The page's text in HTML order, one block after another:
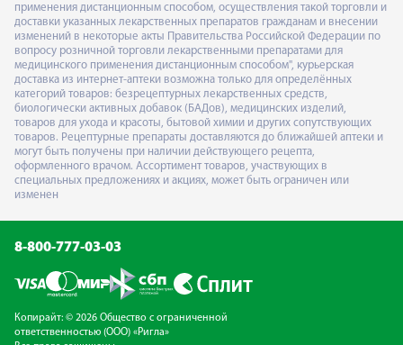
применения дистанционным способом, осуществления такой торговли и
доставки указанных лекарственных препаратов гражданам и внесении
изменений в некоторые акты Правительства Российской Федерации по
вопросу розничной торговли лекарственными препаратами для
медицинского применения дистанционным способом", курьерская
доставка из интернет-аптеки возможна только для определённых
категорий товаров: безрецептурных лекарственных средств,
биологически активных добавок (БАДов), медицинских изделий,
товаров для ухода и красоты, бытовой химии и других сопутствующих
товаров. Рецептурные препараты доставляются до ближайшей аптеки и
могут быть получены при наличии действующего рецепта,
оформленного врачом. Ассортимент товаров, участвующих в
специальных предложениях и акциях, может быть ограничен или
изменен
8-800-777-03-03
Копирайт: © 2026 Общество с ограниченной
ответственностью (ООО) «Ригла»